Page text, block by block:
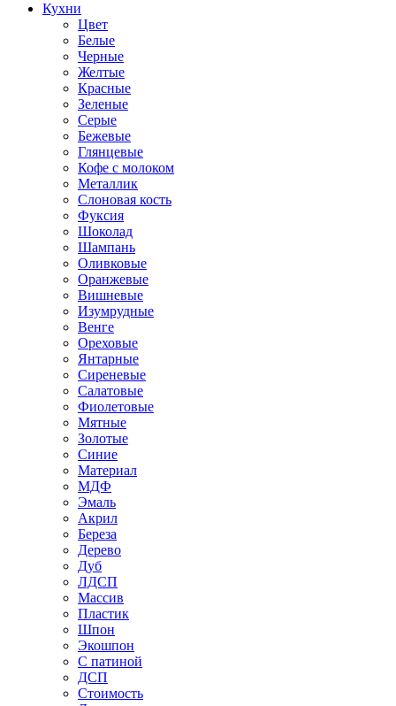
Кухни
Цвет
Белые
Черные
Желтые
Красные
Зеленые
Серые
Бежевые
Глянцевые
Кофе с молоком
Металлик
Слоновая кость
Фуксия
Шоколад
Шампань
Оливковые
Оранжевые
Вишневые
Изумрудные
Венге
Ореховые
Янтарные
Сиреневые
Салатовые
Фиолетовые
Мятные
Золотые
Синие
Материал
МДФ
Эмаль
Акрил
Береза
Дерево
Дуб
ЛДСП
Массив
Пластик
Шпон
Экошпон
С патиной
ДСП
Стоимость